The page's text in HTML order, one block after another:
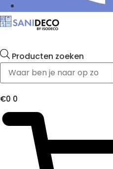
Producten zoeken
€0 0